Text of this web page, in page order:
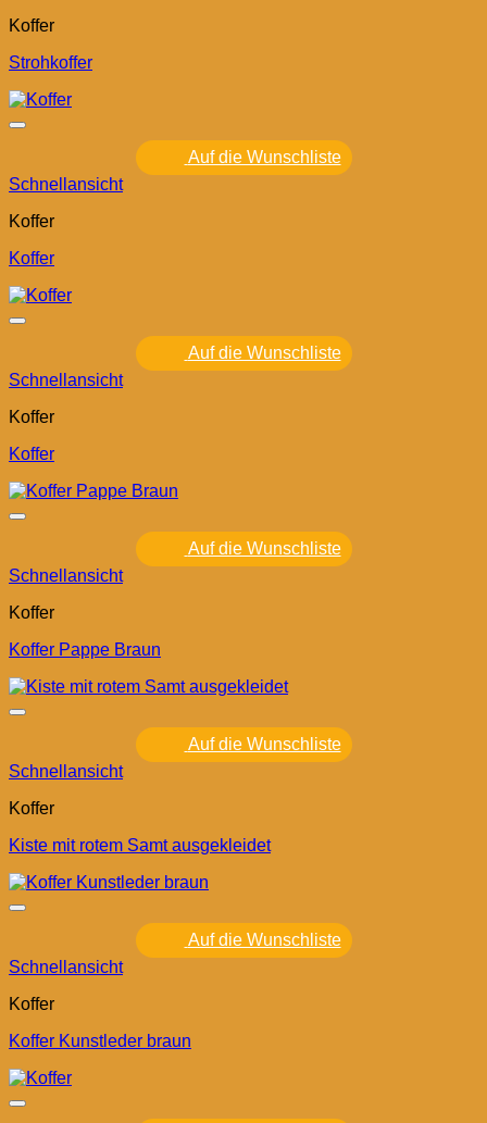
Koffer
Strohkoffer
Auf die Wunschliste
Schnellansicht
Koffer
Koffer
Auf die Wunschliste
Schnellansicht
Koffer
Koffer
Auf die Wunschliste
Schnellansicht
Koffer
Koffer Pappe Braun
Auf die Wunschliste
Schnellansicht
Koffer
Kiste mit rotem Samt ausgekleidet
Auf die Wunschliste
Schnellansicht
Koffer
Koffer Kunstleder braun